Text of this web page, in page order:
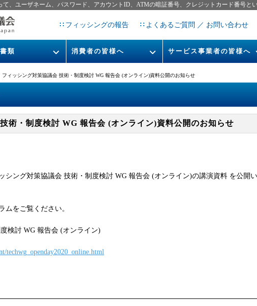
て、ユーザネーム、パスワード、アカウントID、ATMの暗証番号、クレジットカード番号と
フィッシングの報告 よくあるご質問 ／ お問い合わせ
類
ライン
シングレポート
WG報告書
消費者の皆様へ
フィッシングとは
マンガでわかるフィッシング詐
サービス事業者の皆様へ
なりすまし送信メール対策について
フィッシング対策協議会 技術・制度検討 WG 報告会 (オンライン)資料公開のお知らせ
術・制度検討 WG 報告会 (オンライン)資料公開のお知らせ
シング対策協議会 技術・制度検討 WG 報告会 (オンライン)の講演資料 を公開
ムをご覧ください。
検討 WG 報告会 (オンライン)
techwg_openday2020_online.html